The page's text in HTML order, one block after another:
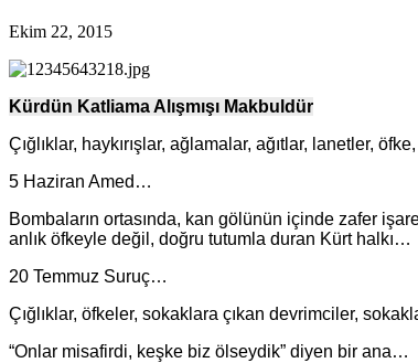
Ekim 22, 2015
Kürdün Katliama Alışmışı Makbuldür
Çığlıklar, haykırışlar, ağlamalar, ağıtlar, lanetler,
5 Haziran Amed…
Bombaların ortasında, kan gölünün içinde zafer
anlık öfkeyle değil, doğru tutumla duran Kürt halkı…
20 Temmuz Suruç…
Çığlıklar, öfkeler, sokaklara çıkan devrimciler,
“Onlar misafirdi, keşke biz ölseydik” diyen bir ana…